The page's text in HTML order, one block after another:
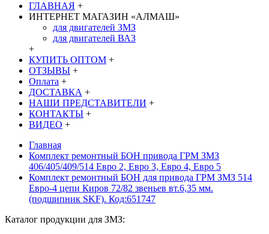
ГЛАВНАЯ +
ИНТЕРНЕТ МАГАЗИН «АЛМАШ»
для двигателей ЗМЗ
для двигателей ВАЗ
+
КУПИТЬ ОПТОМ +
ОТЗЫВЫ +
Оплата +
ДОСТАВКА +
НАШИ ПРЕДСТАВИТЕЛИ +
КОНТАКТЫ +
ВИДЕО +
Главная
Комплект ремонтный БОН привода ГРМ ЗМЗ
406/405/409/514 Евро 2, Евро 3, Евро 4, Евро 5
Комплект ремонтный БОН для привода ГРМ ЗМЗ 514
Евро-4 цепи Киров 72/82 звеньев вт.6,35 мм.
(подшипник SKF). Код:651747
Каталог продукции для ЗМЗ: